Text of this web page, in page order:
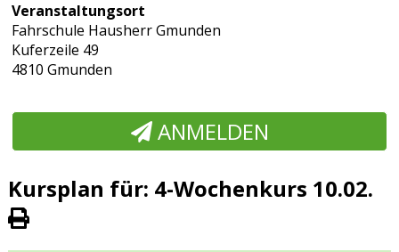
Veranstaltungsort
Fahrschule Hausherr Gmunden
Kuferzeile 49
4810 Gmunden
ANMELDEN
Kursplan für: 4-Wochenkurs 10.02.